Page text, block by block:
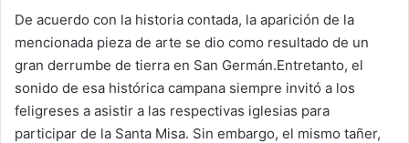
De acuerdo con la historia contada, la aparición de la
mencionada pieza de arte se dio como resultado de un
gran derrumbe de tierra en San Germán.Entretanto, el
sonido de esa histórica campana siempre invitó a los
feligreses a asistir a las respectivas iglesias para
participar de la Santa Misa. Sin embargo, el mismo tañer,